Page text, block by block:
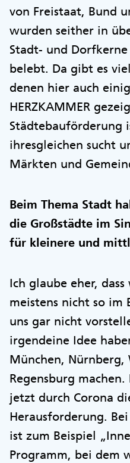
von Freistaat, Bund
wurden seither in
Stadt- und
belebt. Da gibt es
denen hier auch
HERZKAMMER
Städtebauförderung
ihresgleichen sucht
Märkten und
Beim Thema Stadt
die Großstädte im
für kleinere und
Ich glaube eher,
meistens nicht so
uns gar nicht
irgendeine Idee
München, Nürnberg,
Regensburg
jetzt durch Corona
Herausforderung.
ist zum Beispiel
Programm, bei dem